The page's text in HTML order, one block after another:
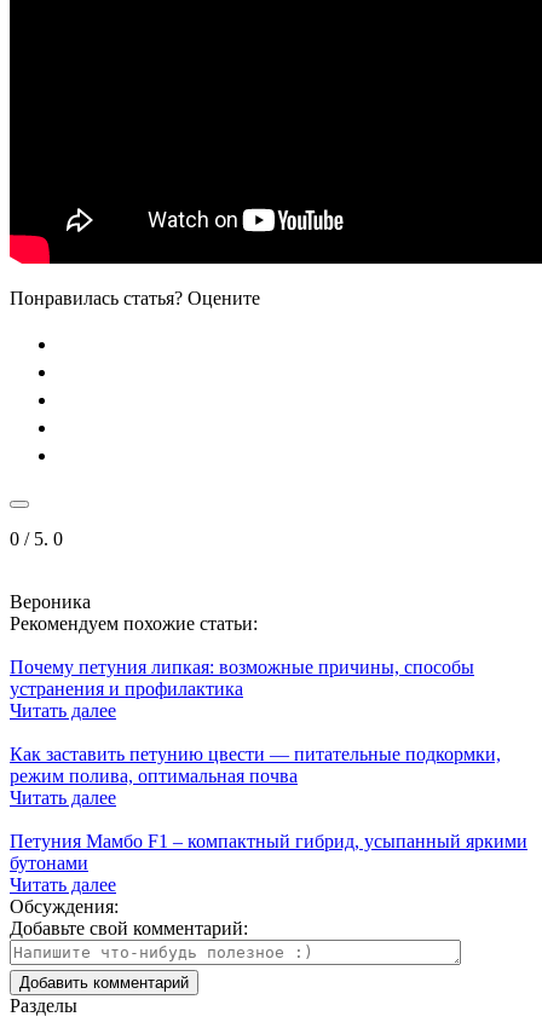
Понравилась статья? Оцените
0 / 5. 0
Вероника
Рекомендуем похожие статьи:
Почему петуния липкая: возможные причины, способы
устранения и профилактика
Читать далее
Как заставить петунию цвести — питательные подкормки,
режим полива, оптимальная почва
Читать далее
Петуния Мамбо F1 – компактный гибрид, усыпанный яркими
бутонами
Читать далее
Обсуждения:
Добавьте свой комментарий:
Разделы